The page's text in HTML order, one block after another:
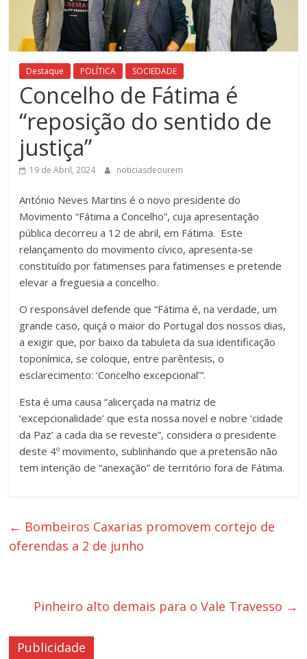
Destaque POLÍTICA SOCIEDADE
Concelho de Fátima é
“reposição do sentido de
justiça”
19 de Abril, 2024 noticiasdeourem
António Neves Martins é o novo presidente do
Movimento “Fátima a Concelho”, cuja apresentação
pública decorreu a 12 de abril, em Fátima. Este
relançamento do movimento cívico, apresenta-se
constituído por fatimenses para fatimenses e pretende
elevar a freguesia a concelho.
O responsável defende que “Fátima é, na verdade, um
grande caso, quiçá o maior do Portugal dos nossos dias,
a exigir que, por baixo da tabuleta da sua identificação
toponímica, se coloque, entre parêntesis, o
esclarecimento: ‘Concelho excepcional’”.
Esta é uma causa “alicerçada na matriz de
‘excepcionalidade’ que esta nossa novel e nobre ‘cidade
da Paz’ a cada dia se reveste”, considera o presidente
deste 4º movimento, sublinhando que a pretensão não
tem intenção de “anexação” de território fora de Fátima.
← Bombeiros Caxarias promovem cortejo de
oferendas a 2 de junho
Pinheiro alto demais para o Vale Travesso →
Publicidade